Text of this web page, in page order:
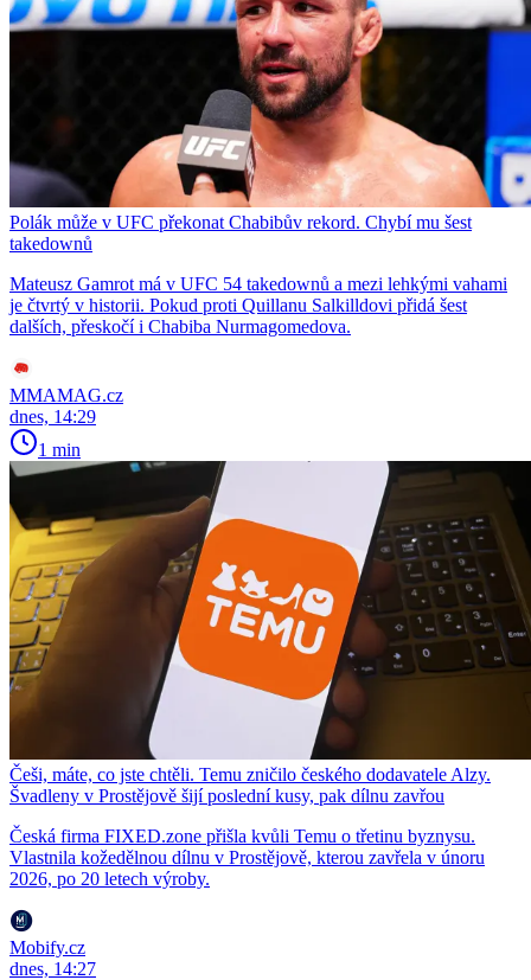
Polák může v UFC překonat Chabibův rekord. Chybí mu šest
takedownů
Mateusz Gamrot má v UFC 54 takedownů a mezi lehkými vahami
je čtvrtý v historii. Pokud proti Quillanu Salkilldovi přidá šest
dalších, přeskočí i Chabiba Nurmagomedova.
MMAMAG.cz
dnes, 14:29
1 min
Češi, máte, co jste chtěli. Temu zničilo českého dodavatele Alzy.
Švadleny v Prostějově šijí poslední kusy, pak dílnu zavřou
Česká firma FIXED.zone přišla kvůli Temu o třetinu byznysu.
Vlastnila kožedělnou dílnu v Prostějově, kterou zavřela v únoru
2026, po 20 letech výroby.
Mobify.cz
dnes, 14:27